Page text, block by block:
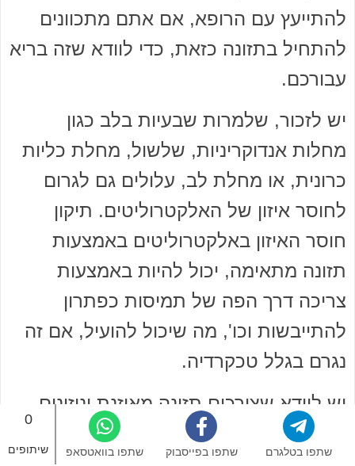
להתייעץ עם הרופא, אם אתם מתכוונים
להתחיל בתזונה כזאת, כדי לוודא שזה בריא
עבורכם.
יש לזכור, שלמרות שבעיות בלב כגון
מחלות אנדוקריניות, שלשול, מחלת כליות
כרונית, או מחלת לב, עלולים גם לגרום
לחוסר איזון של האלקטרוליטים. תיקון
חוסר האיזון באלקטרוליטים באמצעות
תזונה מתאימה, יכול להיות באמצעות
צריכה דרך הפה של תמיסות כפתרון
להתייבשות וכו', מה שיכול להועיל, אם זה
נגרם בגלל טכקרדיה.
יש לוודא שצורכים תזונה מאוזנת וניזונים
מפירות, ירקות, דגנים מלאים, חלבונים
0
שיתופים שתפו בוואטסאפ שתפו בפייסבוק שתפו בטלגרם